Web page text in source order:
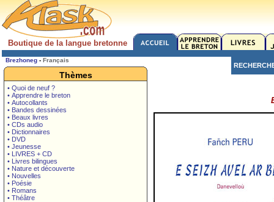
Boutique de la langue bretonne
Brezhoneg - Français
Thèmes
• Quoi de neuf ?
• Apprendre le breton
• Autocollants
• Bandes dessinées
• Beaux livres
• CDs audio
• Dictionnaires
• DVD
• Jeunesse
• LIVRES + CD
• Livres bilingues
• Nature et découverte
• Nouvelles
• Poésie
• Romans
• Théâtre